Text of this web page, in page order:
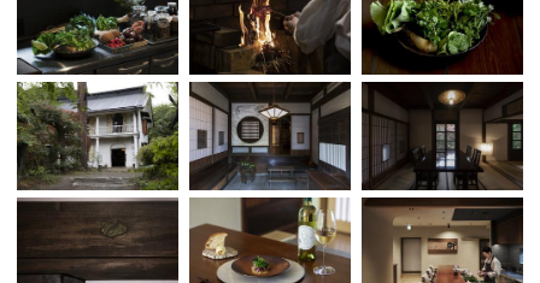
点を辿ってみた。まずは、暮らしを健やか
に彩るショッピングへと誘いたい。豊かな
風土に彩られた日本に存在する独自の「地
方カルチャー」＝“ローカルトレジャ
ー”を、クリエイティブ・ディレクターの
樺澤貴子が探す連載。2025年はここから
スタート